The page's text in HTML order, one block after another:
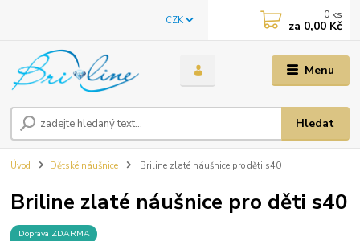
Menu
CZK
Hledat
0 ks
za 0,00 Kč
Úvod Dětské náušnice Briline zlaté náušnice pro děti s40
Briline zlaté náušnice pro děti s40
Doprava ZDARMA